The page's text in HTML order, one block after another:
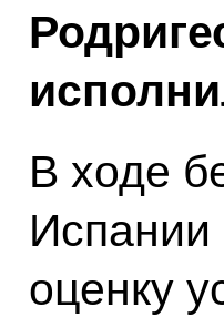
В ходе
Испании
оценку